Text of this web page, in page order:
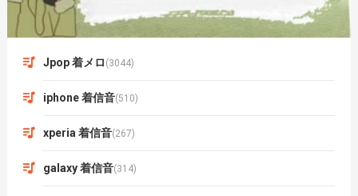
Jpop 着メロ (3044)
iphone 着信音(510)
xperia 着信音(267)
galaxy 着信音(314)